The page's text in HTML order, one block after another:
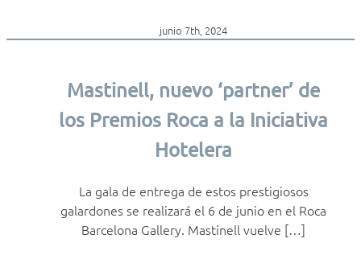
junio 7th, 2024
Mastinell, nuevo ‘partner’ de
los Premios Roca a la Iniciativa
Hotelera
La gala de entrega de estos prestigiosos
galardones se realizará el 6 de junio en el Roca
Barcelona Gallery. Mastinell vuelve […]